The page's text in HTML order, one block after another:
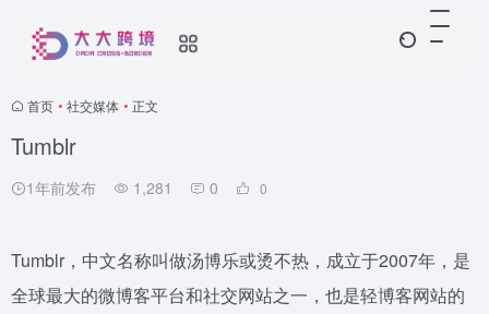
首页 • 社交媒体 • 正文
Tumblr
1年前发布 1,281 0 0
Tumblr，中文名称叫做汤博乐或烫不热，成立于2007年，是
全球最大的微博客平台和社交网站之一，也是轻博客网站的